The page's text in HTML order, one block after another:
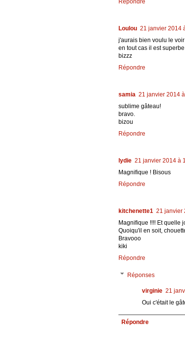
Loulou 21 janvier 2014
j'aurais bien voulu le
en tout cas il est
bizzz
Répondre
samia 21 janvier 2014
sublime gâteau!
bravo.
bizou
Répondre
lydie 21 janvier 2014 à
Magnifique ! Bisous
Répondre
kitchenette1 21 janvier
Magnifique !!!! Et quelle
Quoiqu'il en soit,
Bravooo
kiki
Répondre
Réponses
virginie 21
Oui c'était le
Répondre